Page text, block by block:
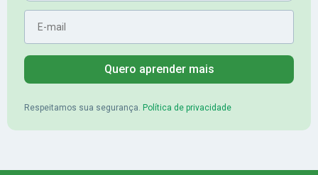
E-mail
Quero aprender mais
Respeitamos sua segurança. Política de privacidade